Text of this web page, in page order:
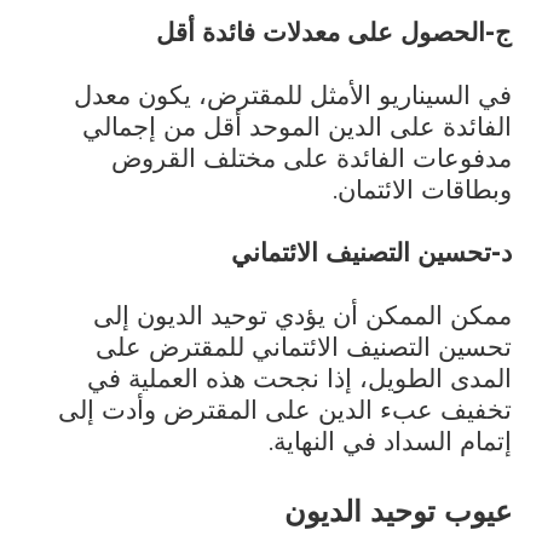
ج-الحصول على معدلات فائدة أقل
في السيناريو الأمثل للمقترض، يكون معدل
الفائدة على الدين الموحد أقل من إجمالي
مدفوعات الفائدة على مختلف القروض
وبطاقات الائتمان.
د-تحسين التصنيف الائتماني
ممكن الممكن أن يؤدي توحيد الديون إلى
تحسين التصنيف الائتماني للمقترض على
المدى الطويل، إذا نجحت هذه العملية في
تخفيف عبء الدين على المقترض وأدت إلى
إتمام السداد في النهاية.
عيوب توحيد الديون